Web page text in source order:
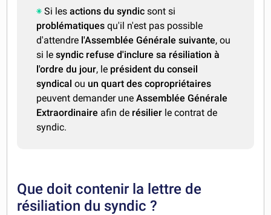
Si lesactions du syndic sont si
problématiques qu'il n'est pas possible
d'attendre l'Assemblée Générale suivante, ou
si le syndic refuse d'inclure sa résiliation à
l'ordre du jour, le président du conseil
syndicalou un quart des copropriétaires
peuvent demander uneAssemblée Générale
Extraordinaire afin de résilier le contrat de
syndic.
Que doit contenir la lettre de
résiliation du syndic ?